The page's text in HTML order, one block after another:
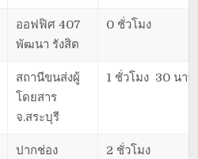
ออฟฟิศ 407
พัฒนา รังสิต
0 ชั่วโมง
สถานีขนส่งผู้
โดยสาร
จ.สระบุรี
1 ชั่วโมง 30 นาที
ปากช่อง 2 ชั่วโมง